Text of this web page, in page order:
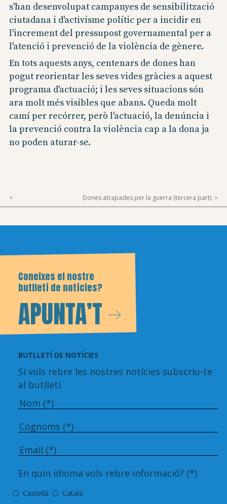
s'han desenvolupat campanyes de sensibilització
ciutadana i d'activisme polític per a incidir en
l'increment del pressupost governamental per a
l'atenció i prevenció de la violència de gènere.
En tots aquests anys, centenars de dones han
pogut reorientar les seves vides gràcies a aquest
programa d'actuació; i les seves situacions són
ara molt més visibles que abans. Queda molt
camí per recórrer, però l'actuació, la denúncia i
la prevenció contra la violència cap a la dona ja
no poden aturar-se.
Dones atrapades per la guerra (tercera part)
Coneixes el nostre
butlletí de notícies?
APUNTA’T
BUTLLETÍ DE NOTÍCIES
Si vols rebre les nostres notícies subscriu-te
al butlletí.
En quin idioma vols rebre informació? (*)
Castellà Català